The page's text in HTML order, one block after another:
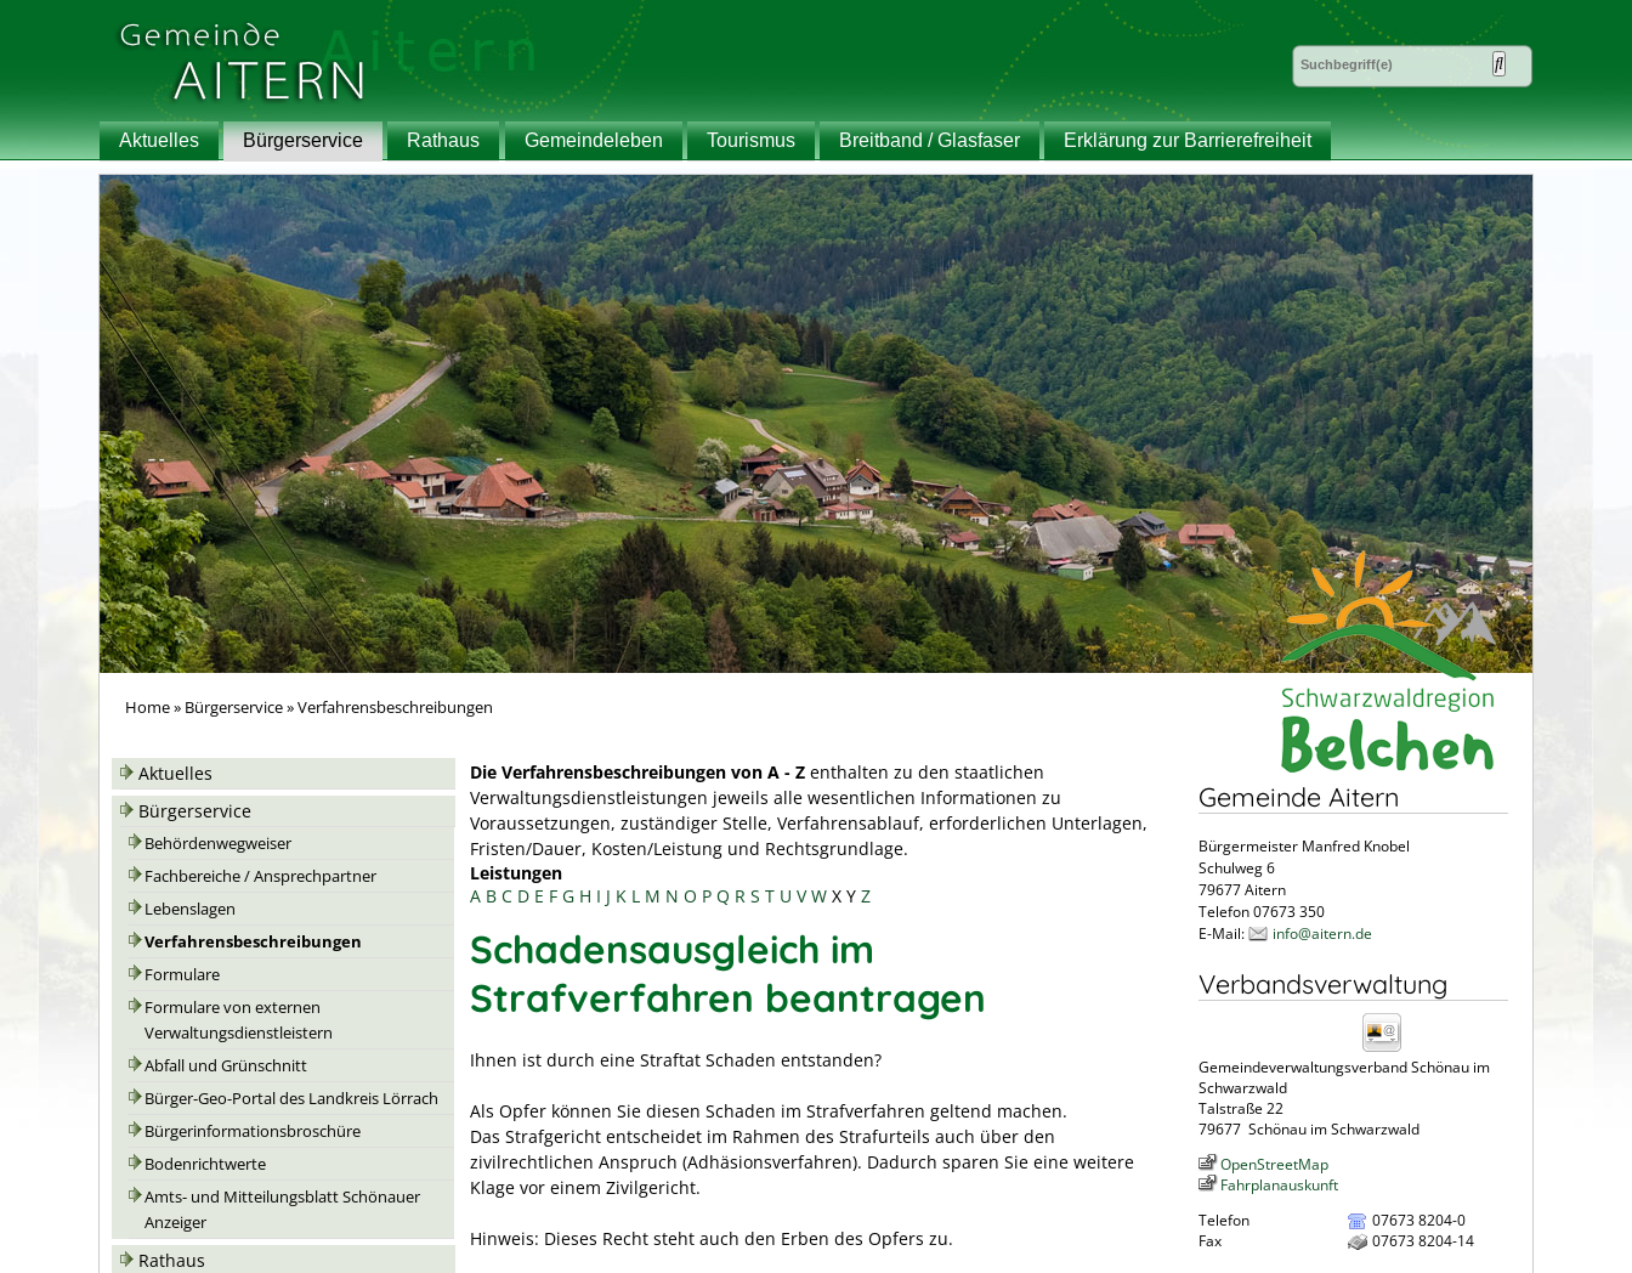
Aktuelles Bürgerservice Rathaus Gemeindeleben Tourismus Breitband / Glasfaser Erklärung zur Barrierefreiheit
Home» Bürgerservice»Verfahrensbeschreibungen
Aktuelles
Bürgerservice
Behördenwegweiser
Fachbereiche / Ansprechpartner
Lebenslagen
Verfahrensbeschreibungen
Formulare
Formulare von externen
Verwaltungsdienstleistern
Abfall und Grünschnitt
Bürger-Geo-Portal des Landkreis Lörrach
Bürgerinformationsbroschüre
Bodenrichtwerte
Amts- und Mitteilungsblatt Schönauer
Anzeiger
Rathaus
Die Verfahrensbeschreibungen von A - Z enthalten zu den staatlichen
Verwaltungsdienstleistungen jeweils alle wesentlichen Informationen zu
Voraussetzungen, zuständiger Stelle, Verfahrensablauf, erforderlichen Unterlagen,
Fristen/Dauer, Kosten/Leistung und Rechtsgrundlage.
Leistungen
A B C D E F G H I J K L M N O P Q R S T U V W X Y Z
Schadensausgleich im
Strafverfahren beantragen
Ihnen ist durch eine Straftat Schaden entstanden?
Als Opfer können Sie diesen Schaden im Strafverfahren geltend machen.
Das Strafgericht entscheidet im Rahmen des Strafurteils auch über den
zivilrechtlichen Anspruch (Adhäsionsverfahren). Dadurch sparen Sie eine weitere
Klage vor einem Zivilgericht.
Hinweis: Dieses Recht steht auch den Erben des Opfers zu.
Gemeinde Aitern
Bürgermeister Manfred Knobel
Schulweg 6
79677 Aitern
Telefon 07673 350
E-Mail:
info@aitern.de
Verbandsverwaltung
Gemeindeverwaltungsverband Schönau im
Schwarzwald
Talstraße 22
79677 Schönau im Schwarzwald
OpenStreetMap
Fahrplanauskunft
Telefon
07673 8204-0
Fax
07673 8204-14